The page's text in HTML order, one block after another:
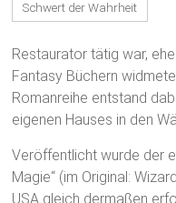
Schwert der Wahrheit
Restaurator tätig war,
Fantasy Büchern
Romanreihe entstand
eigenen Hauses in den
Veröffentlicht wurde der
Magie“ (im Original:
USA gleich dermaßen